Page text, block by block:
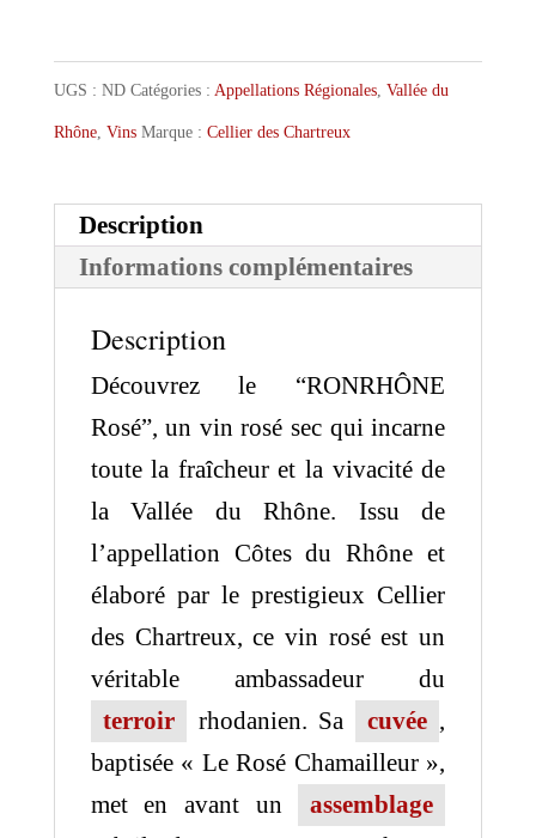
UGS : ND Catégories : Appellations Régionales, Vallée du
Rhône, Vins Marque : Cellier des Chartreux
Description
Informations complémentaires
Description
Découvrez le “RONRHÔNE
Rosé”, un vin rosé sec qui incarne
toute la fraîcheur et la vivacité de
la Vallée du Rhône. Issu de
l’appellation Côtes du Rhône et
élaboré par le prestigieux Cellier
des Chartreux, ce vin rosé est un
véritable ambassadeur du
terroir
rhodanien. Sa cuvée ,
baptisée « Le Rosé Chamailleur »,
met en avant un
assemblage